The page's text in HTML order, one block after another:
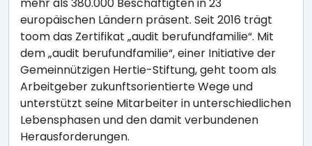
europäischen Ländern präsent. Seit 2016 trägt
toom das Zertifikat „audit berufundfamilie“. Mit
dem „audit berufundfamilie“, einer Initiative der
Gemeinnützigen Hertie-Stiftung, geht toom als
Arbeitgeber zukunftsorientierte Wege und
unterstützt seine Mitarbeiter in unterschiedlichen
Lebensphasen und den damit verbundenen
Herausforderungen.